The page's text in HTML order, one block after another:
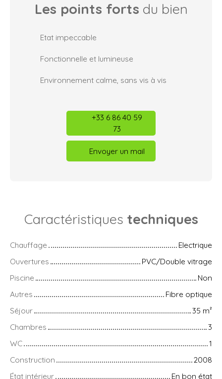
Les points forts du bien
Etat impeccable
Fonctionnelle et lumineuse
Environnement calme, sans vis à vis
+33 6 86 40 59
73
Envoyer un mail
Caractéristiques techniques
Chauffage
Electrique
Ouvertures
PVC/Double vitrage
Piscine
Non
Autres
Fibre optique
Séjour
35 m²
Chambres
3
WC
1
Construction
2008
État intérieur
En bon état